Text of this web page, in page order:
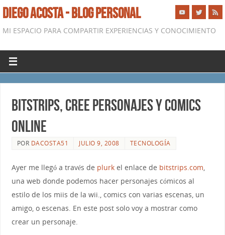
DIEGO ACOSTA - BLOG PERSONAL
MI ESPACIO PARA COMPARTIR EXPERIENCIAS Y CONOCIMIENTO
bitstrips, Cree personajes y comics
online
POR DACOSTA51 JULIO 9, 2008 TECNOLOGÍA
Ayer me llegó a través de plurkel enlace de bitstrips.com
una web donde podemos hacer personajes cómicos al
estilo de los miis de la wii., comics con varias escenas, un
amigo, o escenas. En este post solo voy a mostrar como
crear un personaje.